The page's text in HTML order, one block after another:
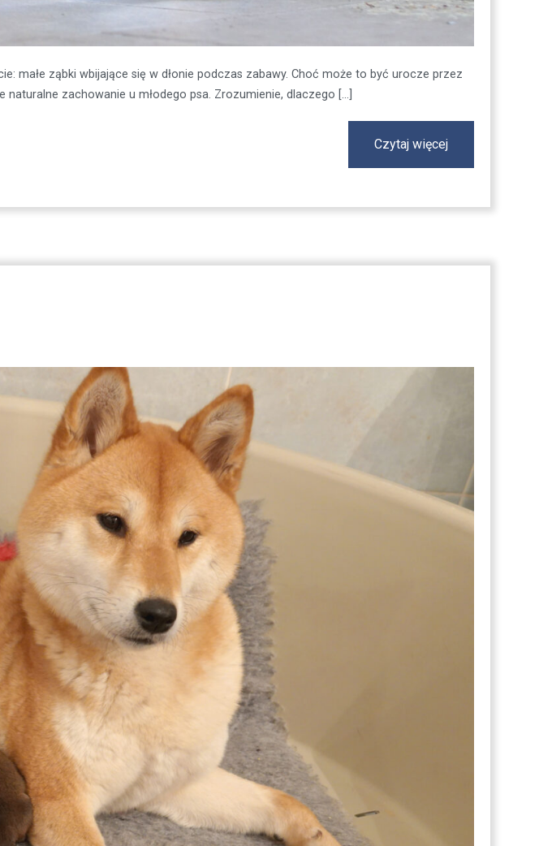
małe ząbki wbijające się w dłonie podczas zabawy. Choć może to być urocze przez
zachowanie u młodego psa. Zrozumienie, dlaczego […]
Czytaj więcej